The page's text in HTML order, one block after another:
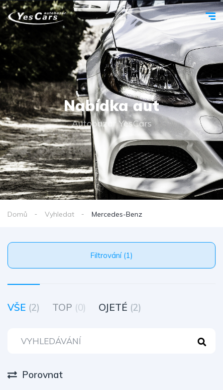
Nabídka aut
Autobazar YesCars
Domů Vyhledat Mercedes-Benz
Filtrování (1)
VŠE (2) TOP (0) OJETÉ (2)
Porovnat